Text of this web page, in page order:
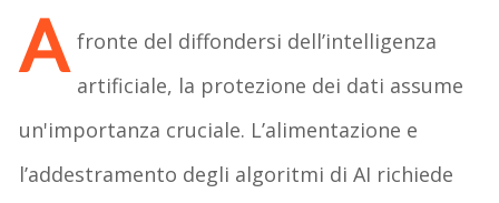
A fronte del diffondersi dell’intelligenza
artificiale, la protezione dei dati assume
un'importanza cruciale. L’alimentazione e
l’addestramento degli algoritmi di AI richiede